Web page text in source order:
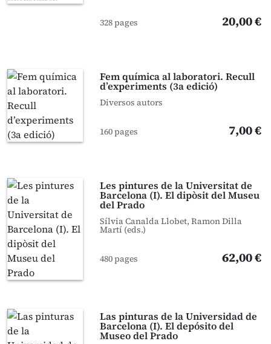
328 pages 20,00 €
Fem química al laboratori. Recull
d’experiments (3a edició)
Diversos autors
160 pages 7,00 €
Les pintures de la Universitat de
Barcelona (I). El dipòsit del Museu
del Prado
Sílvia Canalda Llobet, Ramon Dilla
Martí (eds.)
480 pages 62,00 €
Las pinturas de la Universidad de
Barcelona (I). El depósito del
Museo del Prado